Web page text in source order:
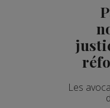
Les